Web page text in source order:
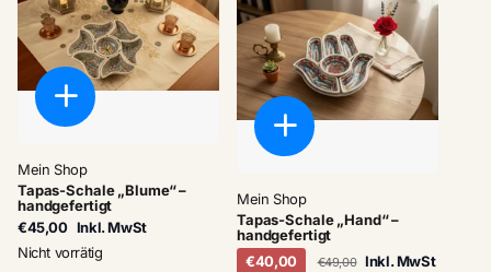
Mein Shop
Tapas-Schale „Blume“ –
handgefertigt
€45,00 Inkl. MwSt
Nicht vorrätig
Mein Shop
Tapas-Schale „Hand“ –
handgefertigt
€40,00
€49,00 Inkl. MwSt